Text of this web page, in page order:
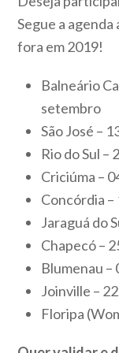
Segue a
fora em 2019!
Balneário
setembro
São José –
Rio do Sul –
Criciúma –
Concórdia –
Jaraguá do
Chapecó –
Blumenau –
Joinville –
Floripa